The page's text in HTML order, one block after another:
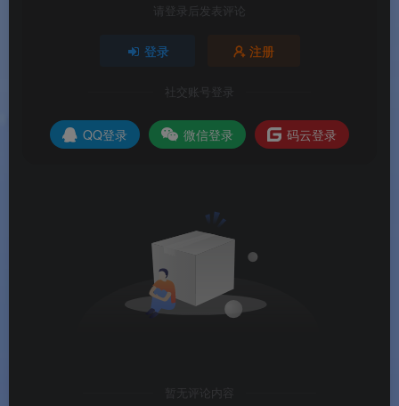
教育 & 企业友好
：PPT + 人像 + 系统声三轨同
录，课件产出效率比”Zoom 录屏 + 剪映精剪”短半
系统要求
Windows
请登录后发表评论
登录 注册
社交账号登录
QQ登录 微信登录 码云登录
暂无评论内容